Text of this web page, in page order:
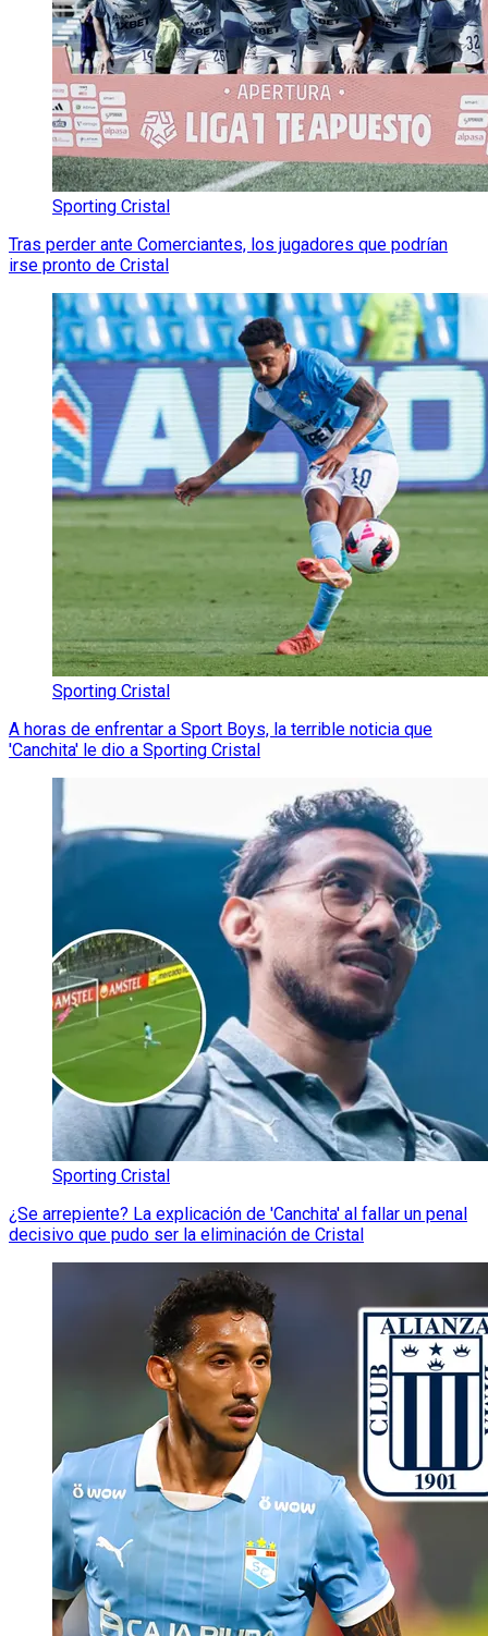
Sporting Cristal
Tras perder ante Comerciantes, los jugadores que podrían
irse pronto de Cristal
Sporting Cristal
A horas de enfrentar a Sport Boys, la terrible noticia que
'Canchita' le dio a Sporting Cristal
Sporting Cristal
¿Se arrepiente? La explicación de 'Canchita' al fallar un penal
decisivo que pudo ser la eliminación de Cristal